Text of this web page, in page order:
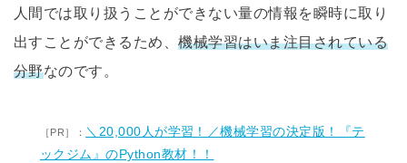
人間では取り扱うことができない量の情報を瞬時に取り
出すことができるため、機械学習はいま注目されている
分野なのです。
＼20,000人が学習！／機械学習の決定版！『テ
ックジム』のPython教材！！